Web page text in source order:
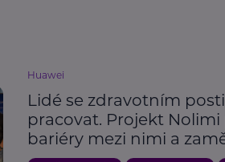
Huawei
Lidé se zdravotním
pracovat. Projekt
bariéry mezi nimi a